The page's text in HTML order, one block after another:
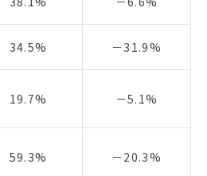
34.5% －31.9%
19.7% －5.1%
59.3% －20.3%